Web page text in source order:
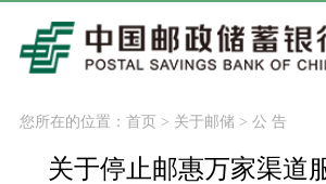
您所在的位置： 首页> 关于邮储 > 公 告
关于停止邮惠万家渠道